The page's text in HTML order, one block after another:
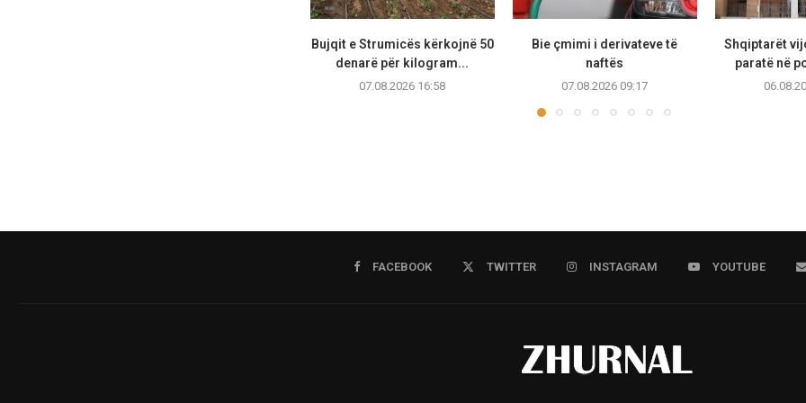
Bujqit e Strumicës kërkojnë 50
denarë për kilogram...
07.08.2026 16:58
Bie çmimi i derivateve të
naftës
07.08.2026 09:17
Shqiptarët
paratë në
FACEBOOK TWITTER INSTAGRAM YOUTUBE